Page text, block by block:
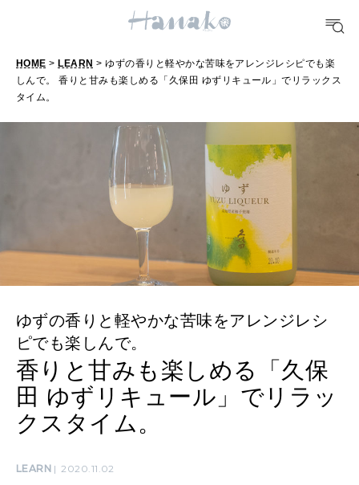
FORTUNE
明日のわたし
[12星座別] Weekly Holoscope
[12星座別] Monthly Love Holoscope
女神まり愛のタロットメッセージ
算命学がわかる今月のあなた
HEALTH
自分にやさしく
LEARN
MAMA
ママもいろいろ
HOME > LEARN > ゆずの香りと軽やかな苦味をアレンジレシピでも楽
しんで。 香りと甘みも楽しめる「久保田 ゆずリキュール」でリラックス
タイム。
ゆずの香りと軽やかな苦味をアレンジレシ
ピでも楽しんで。
香りと甘みも楽しめる「久保
田 ゆずリキュール」でリラッ
クスタイム。
LEARN 2020.11.02